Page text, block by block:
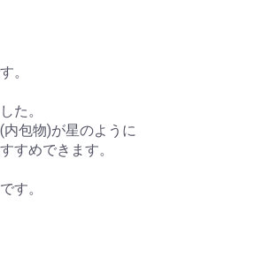
。
た。
包物)が星のように
すめできます。
す。